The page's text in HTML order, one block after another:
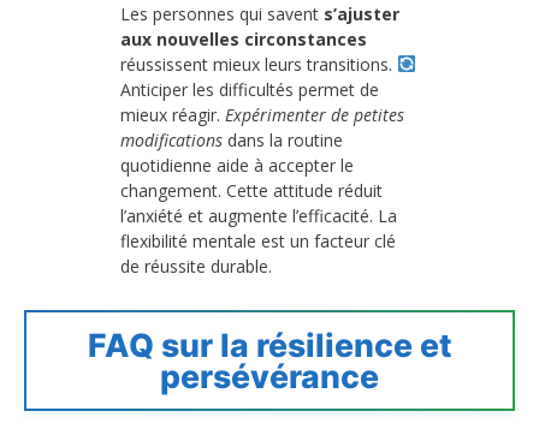
Les personnes qui savent s’ajuster
aux nouvelles circonstances
réussissent mieux leurs transitions.
Anticiper les difficultés permet de
mieux réagir. Expérimenter de petites
modifications dans la routine
quotidienne aide à accepter le
changement. Cette attitude réduit
l’anxiété et augmente l’efficacité. La
flexibilité mentale est un facteur clé
de réussite durable.
FAQ sur la résilience et
persévérance